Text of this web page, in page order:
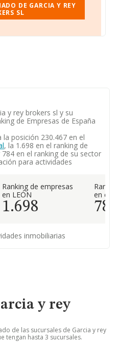
DE GARCIA Y REY
SL
y rey brokers sl y su
de Empresas de España
la posición 230.467 en el
, la 1.698 en el ranking de
en el ranking de su sector
para actividades
Ranking de empresas
en LEÓN
1.698
en el
784
inmobiliarias
y rey
de las sucursales de Garcia y rey
tengan hasta 3 sucursales.